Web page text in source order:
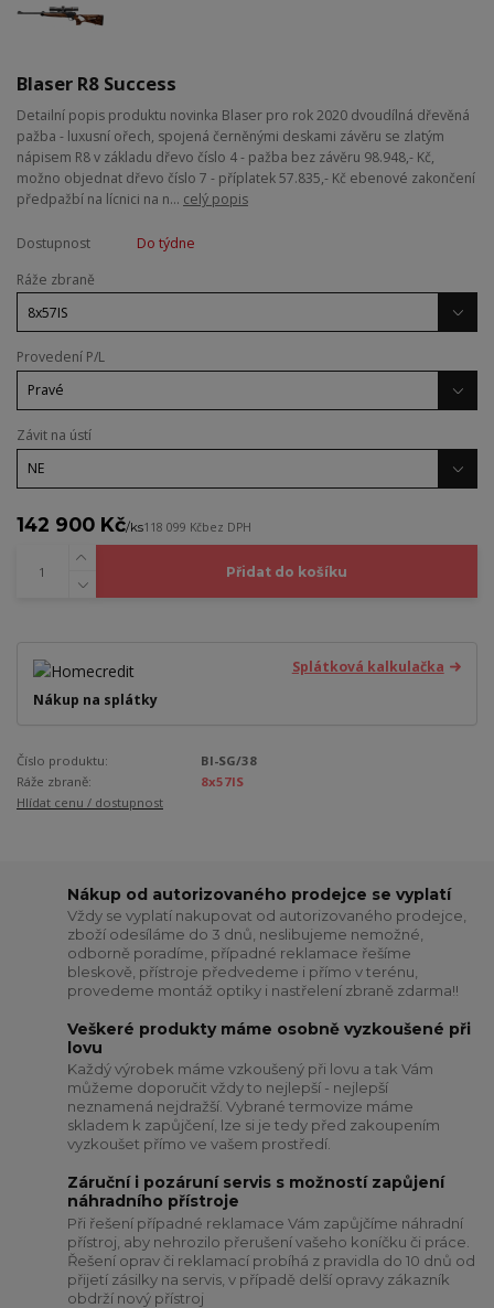
Blaser R8 Success
Detailní popis produktu novinka Blaser pro rok 2020 dvoudílná dřevěná
pažba - luxusní ořech, spojená černěnými deskami závěru se zlatým
nápisem R8 v základu dřevo číslo 4 - pažba bez závěru 98.948,- Kč,
možno objednat dřevo číslo 7 - příplatek 57.835,- Kč ebenové zakončení
předpažbí na lícnici na n... celý popis
Dostupnost
Do týdne
Ráže zbraně
Provedení P/L
Závit na ústí
142 900 Kč/ks118 099 Kčbez DPH
Přidat do košíku
Splátková kalkulačka
Nákup na splátky
Číslo produktu:
Bl-SG/38
Ráže zbraně:
8x57IS
Hlídat cenu / dostupnost
Nákup od autorizovaného prodejce se vyplatí
Vždy se vyplatí nakupovat od autorizovaného prodejce,
zboží odesíláme do 3 dnů, neslibujeme nemožné,
odborně poradíme, případné reklamace řešíme
bleskově, přístroje předvedeme i přímo v terénu,
provedeme montáž optiky i nastřelení zbraně zdarma!!
Veškeré produkty máme osobně vyzkoušené při
lovu
Každý výrobek máme vzkoušený při lovu a tak Vám
můžeme doporučit vždy to nejlepší - nejlepší
neznamená nejdražší. Vybrané termovize máme
skladem k zapůjčení, lze si je tedy před zakoupením
vyzkoušet přímo ve vašem prostředí.
Záruční i pozáruní servis s možností zapůjení
náhradního přístroje
Při řešení případné reklamace Vám zapůjčíme náhradní
přístroj, aby nehrozilo přerušení vašeho koníčku či práce.
Řešení oprav či reklamací probíhá z pravidla do 10 dnů od
přijetí zásilky na servis, v případě delší opravy zákazník
obdrží nový přístroj